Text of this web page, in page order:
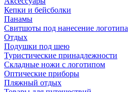
Кепки и бейсболки
Панамы
Свитшоты под нанесение логотипа
Отдых
Подушки под шею
Туристические принадлежности
Складные ножи с логотипом
Оптические приборы
Пляжный отдых